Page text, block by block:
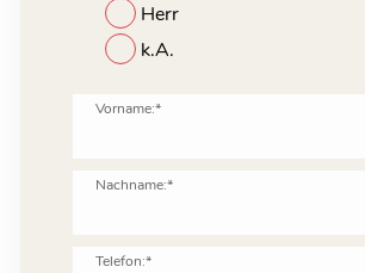
Herr
k.A.
Vorname:*
Nachname:*
Telefon:*